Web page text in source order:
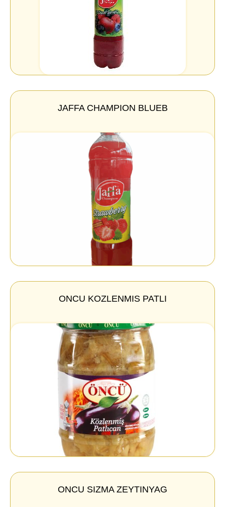
JAFFA CHAMPION BLUEB
ONCU KOZLENMIS PATLI
ONCU SIZMA ZEYTINYAG